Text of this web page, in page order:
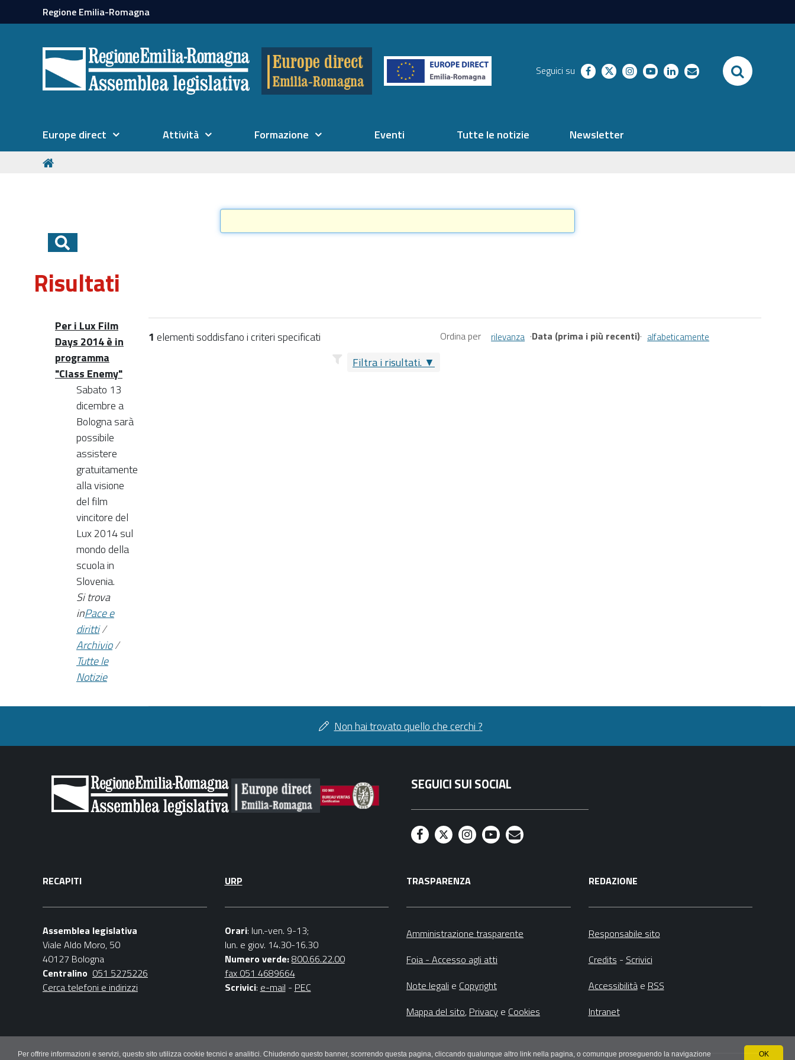
Per offrire informazioni e servizi, questo sito utilizza cookie tecnici e analitici. Chiudendo questo banner, scorrendo questa pagina, cliccando qualunque altro link nella pagina, o comunque proseguendo la navigazione OK
Regione Emilia-Romagna
Seguici su facebooktwitterinstagram
youtubelinkedinrichieste SEARCH
Europe direct Attività Formazione Eventi Tutte le notizie Newsletter
Risultati
1 elementi soddisfano i criteri specificati
Filtra i risultati.
Ordina per rilevanza ·Data (prima i più recenti)· alfabeticamente
Per i Lux Film
Days 2014 è in
programma
"Class Enemy"
Sabato 13
dicembre a
Bologna sarà
possibile
assistere
gratuitamente
alla visione
del film
vincitore del
Lux 2014 sul
mondo della
scuola in
Slovenia.
Si trova
inPace e
diritti/
Archivio/
Tutte le
Notizie
Non hai trovato quello che cerchi ?
SEGUICI SUI SOCIAL
F
c
e
o
k
T
i
t
r
I
s
t
r
a
m
Y
t
e
M
l
RECAPITI
Assemblea legislativa
Viale Aldo Moro, 50
40127 Bologna
Centralino 051 5275226
Cerca telefoni e indirizzi
URP
Orari: lun.-ven. 9-13;
lun. e giov. 14.30-16.30
Numero verde:800.66.22.00
fax 051 4689664
Scrivici: e-mail - PEC
TRASPARENZA
Amministrazione trasparente
Foia - Accesso agli atti
Note legali e Copyright
Mappa del sito, Privacy e Cookies
REDAZIONE
Responsabile sito
Credits - Scrivici
Accessibilitàe RSS
Intranet